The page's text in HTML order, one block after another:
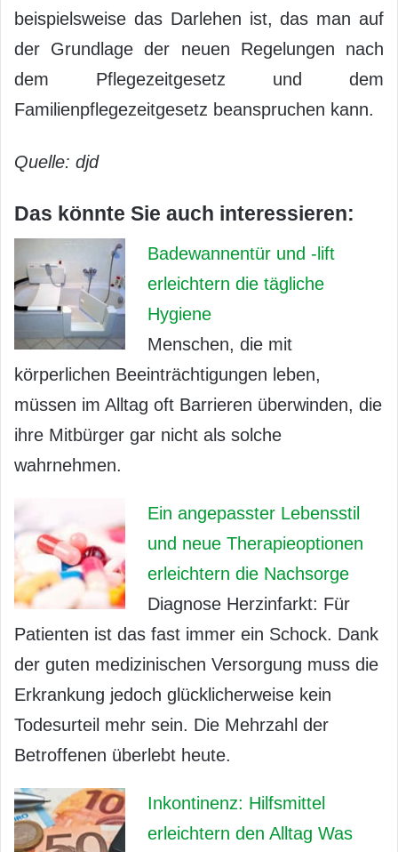
beispielsweise das Darlehen ist, das man auf
der Grundlage der neuen Regelungen nach
dem Pflegezeitgesetz und dem
Familienpflegezeitgesetz beanspruchen kann.
Quelle: djd
Das könnte Sie auch interessieren:
Badewannentür und -lift
erleichtern die tägliche
Hygiene
Menschen, die mit
körperlichen Beeinträchtigungen leben,
müssen im Alltag oft Barrieren überwinden, die
ihre Mitbürger gar nicht als solche
wahrnehmen.
Ein angepasster Lebensstil
und neue Therapieoptionen
erleichtern die Nachsorge
Diagnose Herzinfarkt: Für
Patienten ist das fast immer ein Schock. Dank
der guten medizinischen Versorgung muss die
Erkrankung jedoch glücklicherweise kein
Todesurteil mehr sein. Die Mehrzahl der
Betroffenen überlebt heute.
Inkontinenz: Hilfsmittel
erleichtern den Alltag Was